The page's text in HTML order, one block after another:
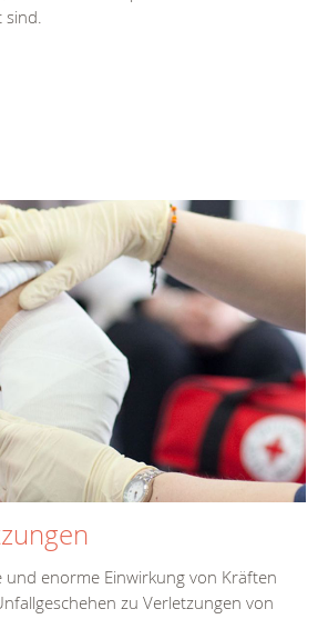
und enorme Einwirkung von Kräften
zu Verletzungen von